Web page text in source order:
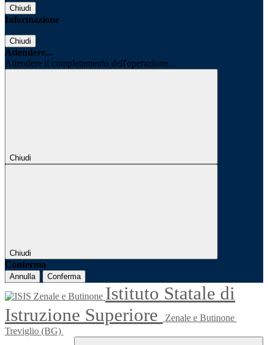
Chiudi
Informazione
Chiudi
Attendere...
Attendere il completamento dell'operazione...
Chiudi
Chiudi
Conferma
Annulla Conferma
Istituto Statale di
Istruzione Superiore
Zenale e Butinone
Treviglio (BG)